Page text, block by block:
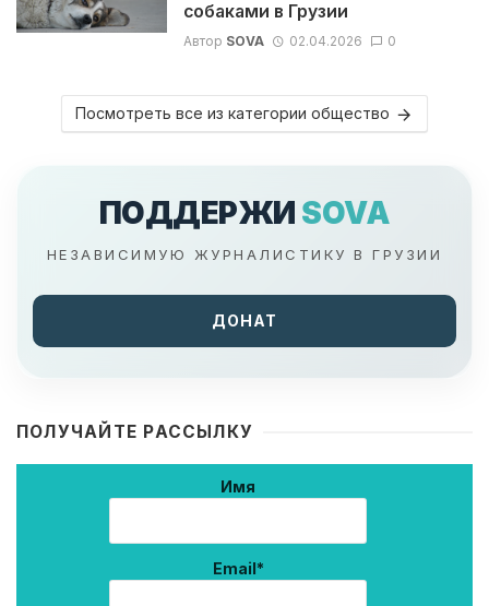
собаками в Грузии
Автор SOVA 02.04.2026 0
Посмотреть все из категории общество
ПОДДЕРЖИ SOVA
НЕЗАВИСИМУЮ ЖУРНАЛИСТИКУ В ГРУЗИИ
ДОНАТ
ПОЛУЧАЙТЕ РАССЫЛКУ
Имя
Email*